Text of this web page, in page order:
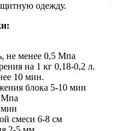
одежду.
не менее 0,5 Мпа
на 1 кг 0,18-0,2 л.
10 мин.
блока 5-10 мин
Мпа
мин
смеси 6-8 см